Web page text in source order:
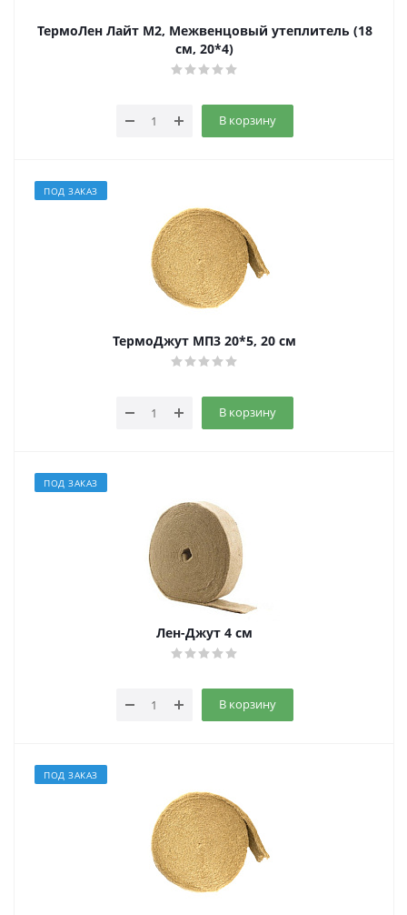
ТермоЛен Лайт М2, Межвенцовый утеплитель (18
см, 20*4)
В корзину
ПОД ЗАКАЗ
ТермоДжут МП3 20*5, 20 см
В корзину
ПОД ЗАКАЗ
Лен-Джут 4 см
В корзину
ПОД ЗАКАЗ